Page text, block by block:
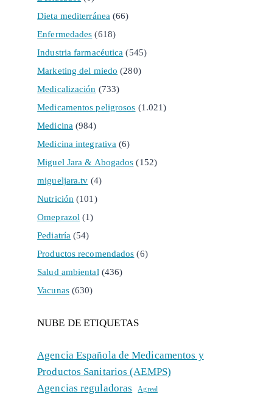
Dieta mediterránea (66)
Enfermedades (618)
Industria farmacéutica (545)
Marketing del miedo (280)
Medicalización (733)
Medicamentos peligrosos (1.021)
Medicina (984)
Medicina integrativa (6)
Miguel Jara & Abogados (152)
migueljara.tv (4)
Nutrición (101)
Omeprazol (1)
Pediatría (54)
Productos recomendados (6)
Salud ambiental (436)
Vacunas(630)
NUBE DE ETIQUETAS
Agencia Española de Medicamentos y
Productos Sanitarios (AEMPS)
Agencias reguladoras
Agreal